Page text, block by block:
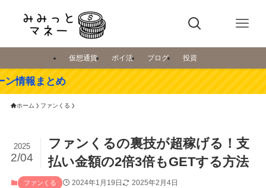
仮想通貨 ポイ活 ブログ 投資
ホーム ファンくる
ファンくるの裏技が超稼げる！支
払い金額の2倍3倍もGETする方法
2025
2/04
ファンくる 2024年1月19日 2025年2月4日